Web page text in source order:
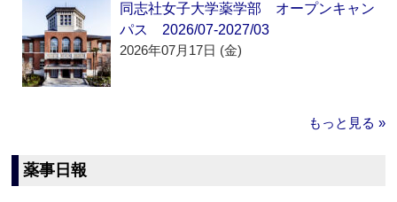
同志社女子大学薬学部 オープンキャン
パス 2026/07-2027/03
2026年07月17日 (金)
もっと見る »
薬事日報